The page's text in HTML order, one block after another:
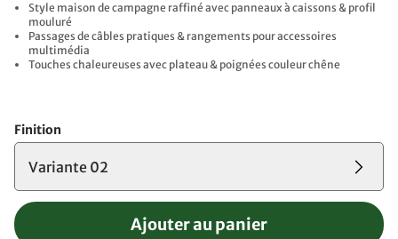
Style maison de campagne raffiné avec panneaux à caissons & profil
mouluré
Passages de câbles pratiques & rangements pour accessoires
multimédia
Touches chaleureuses avec plateau & poignées couleur chêne
Finition
Variante 02
Ajouter au panier